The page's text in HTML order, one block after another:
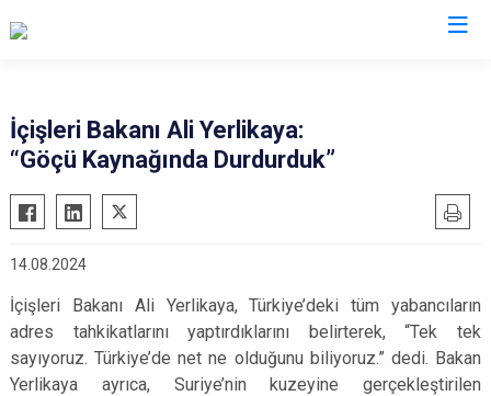
İçişleri Bakanı Ali Yerlikaya:
“Göçü Kaynağında Durdurduk”
14.08.2024
İçişleri Bakanı Ali Yerlikaya, Türkiye’deki tüm yabancıların
adres tahkikatlarını yaptırdıklarını belirterek, “Tek tek
sayıyoruz. Türkiye’de net ne olduğunu biliyoruz.” dedi. Bakan
Yerlikaya ayrıca, Suriye’nin kuzeyine gerçekleştirilen